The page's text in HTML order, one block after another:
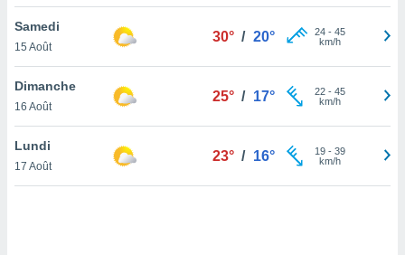
en
de
Samedi
15 Août
30° / 20° 24- 45
km/h
Dimanche
16 Août
25° / 17° 22- 45
km/h
Lundi
17 Août
23° / 16° 19- 39
km/h